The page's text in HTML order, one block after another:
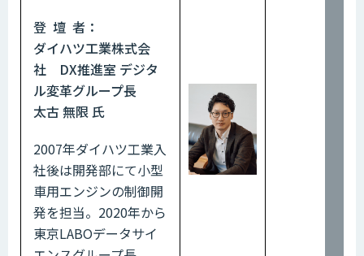
登 壇 者：
ダイハツ工業株式会
社 DX推進室 デジタ
ル変革グループ長
太古 無限 氏
2007年ダイハツ工業入
社後は開発部にて小型
車用エンジンの制御開
発を担当。2020年から
東京LABOデータサイ